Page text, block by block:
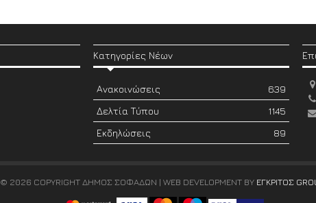
Κατηγορίες Νέων
Ανακοινώσεις
639
Δελτία Τύπου
1145
Εκδηλώσεις
89
© 2026 COPYRIGHT ΔΗΜΟΣ ΣΟΦΑΔΩΝ | WEB DEVELOPMENT BY ΕΓΚΡΙΤΟΣ